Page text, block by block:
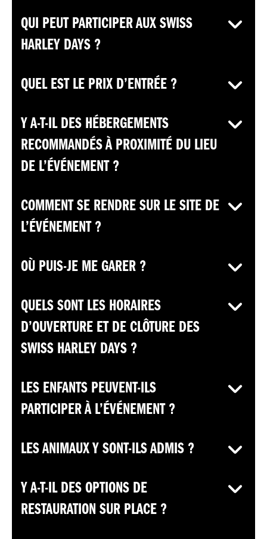
QUI PEUT PARTICIPER AUX SWISS
HARLEY DAYS ?
QUEL EST LE PRIX D’ENTRÉE ?
Y A-T-IL DES HÉBERGEMENTS
RECOMMANDÉS À PROXIMITÉ DU LIEU
DE L’ÉVÉNEMENT ?
COMMENT SE RENDRE SUR LE SITE DE
L’ÉVÉNEMENT ?
OÙ PUIS-JE ME GARER ?
QUELS SONT LES HORAIRES
D’OUVERTURE ET DE CLÔTURE DES
SWISS HARLEY DAYS ?
LES ENFANTS PEUVENT-ILS
PARTICIPER À L’ÉVÉNEMENT ?
LES ANIMAUX Y SONT-ILS ADMIS ?
Y A-T-IL DES OPTIONS DE
RESTAURATION SUR PLACE ?